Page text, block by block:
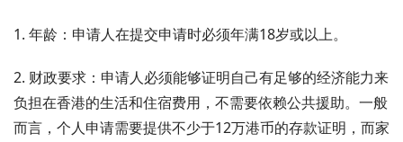
1. 年龄：申请人在提交申请时必须年满18岁或以上。
2. 财政要求：申请人必须能够证明自己有足够的经济能力来
负担在香港的生活和住宿费用，不需要依赖公共援助。一般
而言，个人申请需要提供不少于12万港币的存款证明，而家